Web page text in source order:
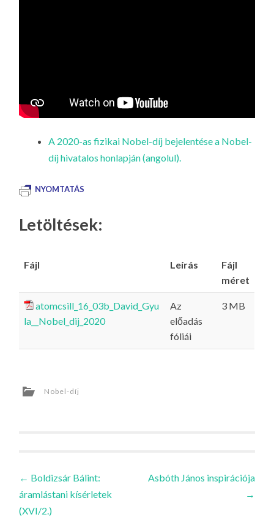
A 2020-as fizikai Nobel-díj bejelentése a Nobel-
díj hivatalos honlapján (angolul).
NYOMTATÁS
Letöltések:
Fájl Leírás
Fájl
méret
atomcsill_16_03b_David_Gyu
la__Nobel_dij_2020
Az
előadás
fóliái
3 MB
Nobel-díj
Bejegyzések
navigációja
← Boldizsár Bálint:
áramlástani kísérletek
(XVI/2.)
Asbóth János inspirációja
→